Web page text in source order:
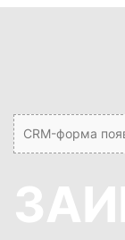
CRM-форма